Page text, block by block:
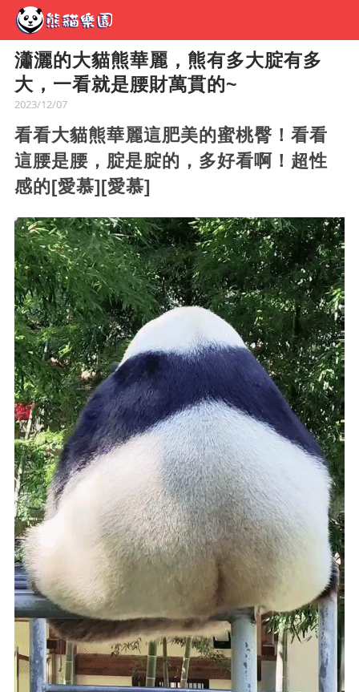
瀟灑的大貓熊華麗，熊有多大腚有多
大，一看就是腰財萬貫的~
2023/12/07
看看大貓熊華麗這肥美的蜜桃臀！看看
這腰是腰，腚是腚的，多好看啊！超性
感的[愛慕][愛慕]